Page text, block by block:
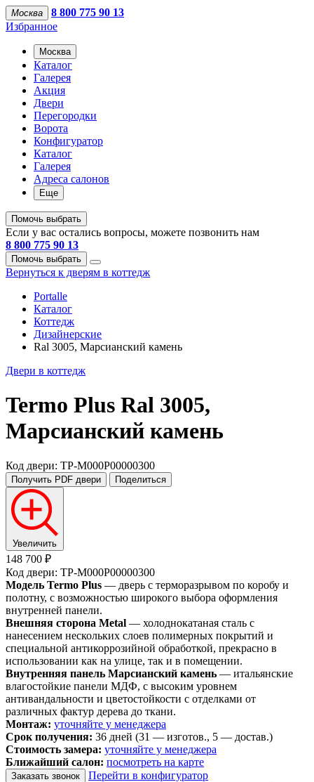
Москва
8 800 775 90 13
Избранное
Москва
Каталог
Галерея
Акция
Двери
Перегородки
Ворота
Конфигуратор
Каталог
Галерея
Адреса салонов
Еще
Помочь выбрать
Если у вас остались вопросы, можете позвонить нам
8 800 775 90 13
Помочь выбрать
Вернуться к дверям в коттедж
Portalle
Каталог
Коттедж
Дизайнерские
Ral 3005, Марсианский камень
Двери в коттедж
Termo Plus Ral 3005,
Марсианский камень
Код двери: TP-M000P00000300
Получить PDF двери Поделиться
Увеличить
148 700 ₽
Код двери: TP-M000P00000300
Модель Termo Plus — дверь с терморазрывом по коробу и
полотну, с возможностью широкого выбора оформления
внутренней панели.
Внешняя сторона Metal — холоднокатаная сталь с
нанесением нескольких слоев полимерных покрытий и
специальной антикоррозийной обработкой, прекрасно в
использовании как на улице, так и в помещении.
Внутренняя панель Марсианский камень — итальянские
влагостойкие панели МДФ, с высоким уровнем
антивандальности и цветостойкости с отделками от
различных фактур дерева до ткани.
Монтаж: уточняйте у менеджера
Срок получения: 36 дней (31 — изготов., 5 — достав.)
Стоимость замера: уточняйте у менеджера
Ближайший салон: посмотреть на карте
Заказать звонок
Перейти в конфигуратор